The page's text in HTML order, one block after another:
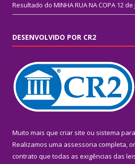
Resultado do MINHA RUA NA COPA 12
DESENVOLVIDO POR CR2
Muito mais que criar site ou sistema
Realizamos uma assessoria completa,
contrato que todas as exigências das